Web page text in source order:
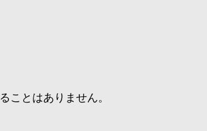
ことはありません。